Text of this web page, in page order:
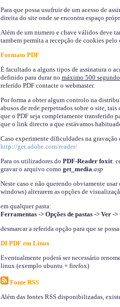
Para que possa usufruir de um acesso de
direita do site onde se encontra espaço
Além de um numero e chave válidos deve
tambem permita a recepção de cookies
Formato PDF
É facultado a alguns tipos de assinatura o
definido para durar no máximo 500
referido PDF contacte o webmaster.
Por forma a obter algum controlo na
abusos de rede perpetrados sobre o site,
que o PDF seja completamente transferido
que o link directo a que estávamos
Caso experimente díficuldades na
http://get.adobe.com/reader/
Para os utilizadores do PDF-Reader foxit:
gravar o arquivo como get_media.asp
Neste caso e não querendo obviamente
windows) alterarem as opções de
em qualquer pasta:
Ferramentas -> Opções de pastas -> Ver
desmarcar a referida opção para que se
DI PDF em Linux
Eventualmente poderá ser necessário
linux (exemplo ubuntu + firefox)
Fonte RSS
Além das fontes RSS disponibilizadas,